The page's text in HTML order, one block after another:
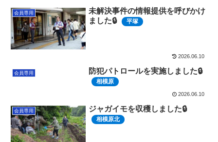
会員専用
未解決事件の情報提供を呼びかけ
ました🔒
平塚
2026.06.10
会員専用 防犯パトロールを実施しました🔒
相模原
2026.06.10
会員専用 ジャガイモを収穫しました🔒
相模原北